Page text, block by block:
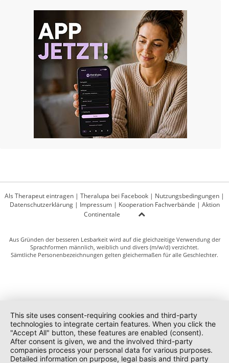
Als Therapeut eintragen | Theralupa bei Facebook | Nutzungsbedingungen |
Datenschutzerklärung| Impressum| Kooperation Fachverbände | Aktion
Continentale
Aus Gründen der besseren Lesbarkeit wird auf die gleichzeitige Verwendung der
Sprachformen männlich, weiblich und divers (m/w/d) verzichtet.
Sämtliche Personenbezeichnungen gelten gleichermaßen für alle Geschlechter.
This site uses consent-requiring cookies and third-party
technologies to integrate certain features. When you click the
"Accept All" button, these features are enabled (consent).
After consent is given, we and the involved third-party
companies process your personal data for various purposes.
Detailed information on purpose, legal basis and third party